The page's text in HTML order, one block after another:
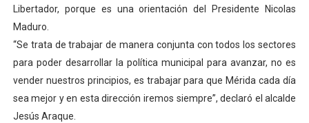
Libertador, porque es una orientación del Presidente Nicolas
Maduro.
“Se trata de trabajar de manera conjunta con todos los sectores
para poder desarrollar la política municipal para avanzar, no es
vender nuestros principios, es trabajar para que Mérida cada día
sea mejor y en esta dirección iremos siempre”, declaró el alcalde
Jesús Araque.